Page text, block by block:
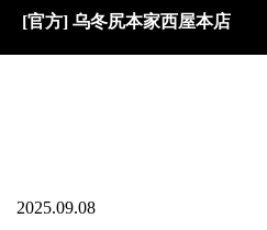
[官方] 乌冬尻本家西屋本店
2025.09.08